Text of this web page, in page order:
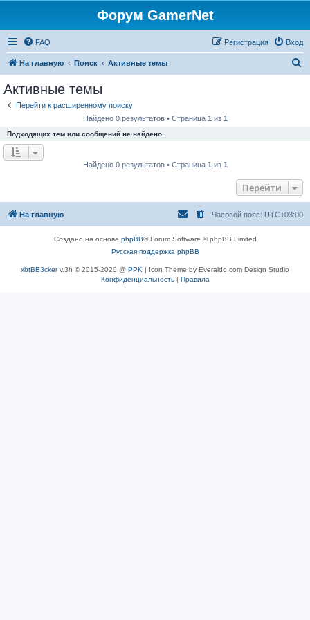
Форум GamerNet
FAQ Вход
Регистрация
На главную Поиск Активные темы
Активные темы
Перейти к расширенному поиску
Найдено 0 результатов • Страница 1 из 1
Подходящих тем или сообщений не найдено.
Найдено 0 результатов • Страница 1 из 1
Перейти
На главную Часовой пояс: UTC+03:00
Создано на основе phpBB® Forum Software © phpBB Limited
Русская поддержка phpBB
xbtBB3ckerv.3h © 2015-2020 @ PPK | Icon Theme by Everaldo.com Design Studio
Конфиденциальность| Правила